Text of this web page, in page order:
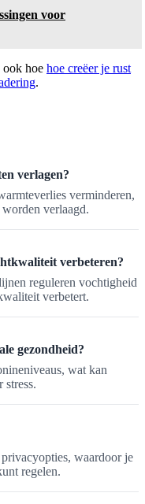
voor
ook hoe hoe creëer je rust
.
verlagen?
verminderen,
verlaagd.
verbeteren?
reguleren vochtigheid
verbetert.
gezondheid?
wat kan
stress.
waardoor je
regelen.